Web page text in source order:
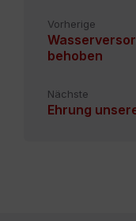
Vorherige
behoben
Nächste
Ehrung